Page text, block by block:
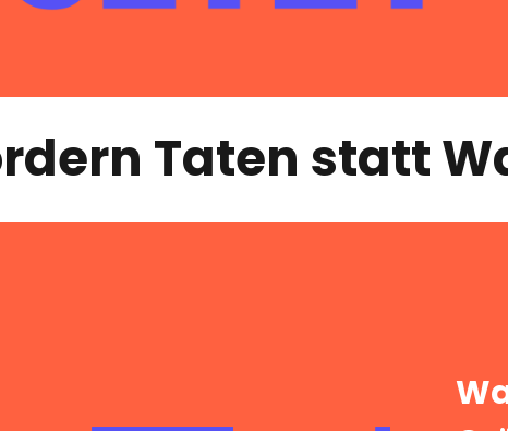
Taten statt